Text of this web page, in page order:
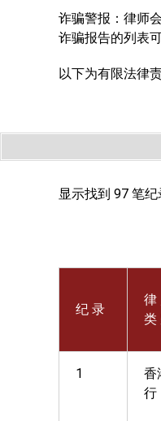
诈骗警报：律师
诈骗报告的列表
以下为有限法律
显示找到 97 笔
纪 录
律
类
1
香
行